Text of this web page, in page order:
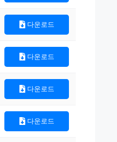
다운로드
다운로드
다운로드
다운로드